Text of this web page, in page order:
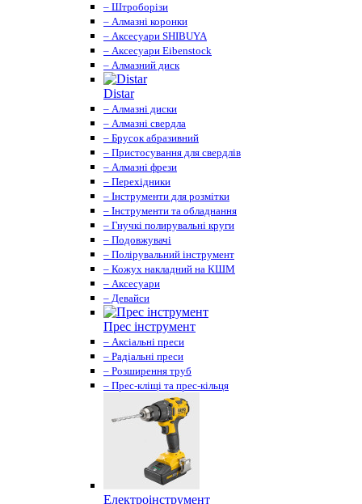
– Штроборізи
– Алмазні коронки
– Аксесуари SHIBUYA
– Аксесуари Eibenstock
– Алмазний диск
Distar
– Алмазні диски
– Алмазні свердла
– Брусок абразивний
– Пристосування для свердлів
– Алмазні фрези
– Перехідники
– Інструменти для розмітки
– Інструменти та обладнання
– Гнучкі полирувальні круги
– Подовжувачі
– Полірувальний інструмент
– Кожух накладний на КШМ
– Аксесуари
– Девайси
Прес інструмент
– Аксіальні преси
– Радіальні преси
– Розширення труб
– Прес-кліщі та прес-кільця
Електроінструмент